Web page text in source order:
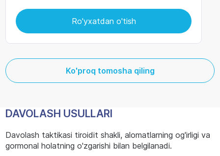
Ro'yxatdan o'tish
Ko'proq tomosha qiling
DAVOLASH USULLARI
Davolash taktikasi tiroidit shakli, alomatlarning og'irligi va
gormonal holatning o'zgarishi bilan belgilanadi.